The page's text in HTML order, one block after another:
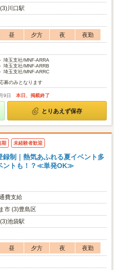
川口駅
昼 夕方 夜
夜勤
埼玉支社/MNF-ARRA
埼玉支社/MNF-ARRB
埼玉支社/MNF-ARRC
募のみとなります
9日 本日、掲載終了
とりあえず保存
期 未経験者歓迎
録制｜熱気あふれる夏イベント多
ントも！？≪単発OK≫
費支給
市 (3)豊島区
池袋駅
昼 夕方 夜
夜勤